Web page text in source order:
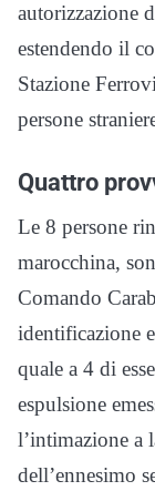
autorizzazione
estendendo il
Stazione
persone
Quattro
Le 8 persone
marocchina,
Comando
identificazione
quale a 4 di
espulsione
l’intimazione a
dell’ennesimo